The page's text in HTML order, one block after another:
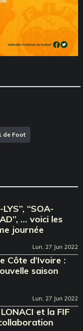
de Foot
‘‘SOA-
… voici les
journée
Lun, 27 Jun 2022
Côte d’Ivoire :
saison
Lun, 27 Jun 2022
et la FIF